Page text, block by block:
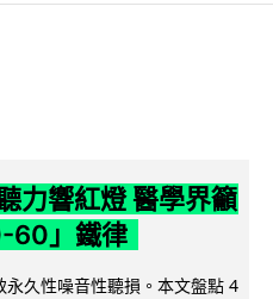
力響紅燈 醫學界籲
60」鐵律
久性噪音性聽損。本文盤點 4